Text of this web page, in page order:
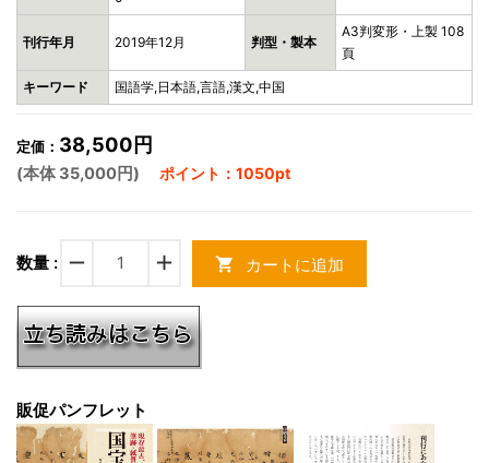
刊行年月 2019年12月 判型・製本
A3判変形・上製 108
頁
キーワード 国語学,日本語,言語,漢文,中国
定価： 38,500円
(本体 35,000円) ポイント：1050pt
数量 : remove add shopping_cart カートに追加
販促パンフレット